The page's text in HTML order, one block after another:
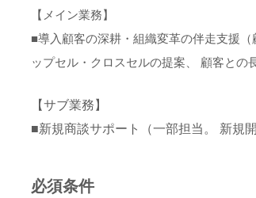
【メイン業務】
■導入顧客の深耕・組織変革の伴走支援
ップセル・クロスセルの提案、 顧客との
【サブ業務】
■新規商談サポート（一部担当。 新規
必須条件